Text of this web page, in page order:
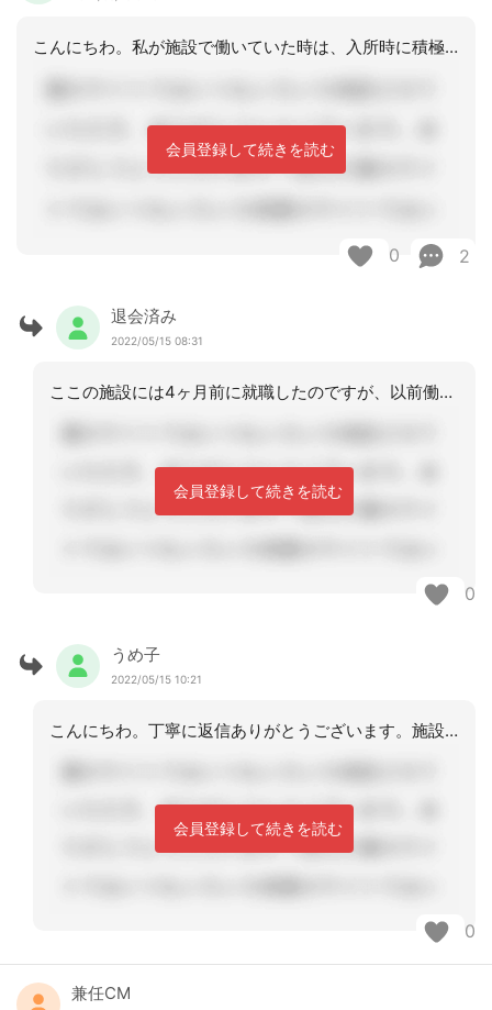
こんにちわ。私が施設で働いていた時は、入所時に積極的治療に関する希望、延命に対す
会員登録して続きを読む
0 2
退会済み
2022/05/15 08:31
ここの施設には4ヶ月前に就職したのですが、以前働いていた施設とかなり違っていて正
会員登録して続きを読む
0
うめ子
2022/05/15 10:21
こんにちわ。丁寧に返信ありがとうございます。施設の状況がわかりました。看取り体制
会員登録して続きを読む
0
兼任CM